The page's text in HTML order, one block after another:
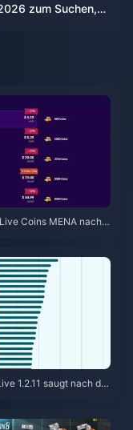
zum Suchen,
Coins MENA nach v
1.2.11 saugt nach de